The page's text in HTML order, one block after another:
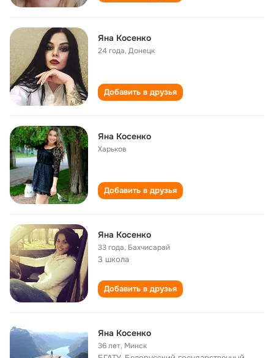
Яна Косенко
24 года,Донецк
Добавить в друзья
Яна Косенко
Харьков
Добавить в друзья
Яна Косенко
33 года, Бахчисарай
3 школа
Добавить в друзья
Яна Косенко
36 лет, Минск